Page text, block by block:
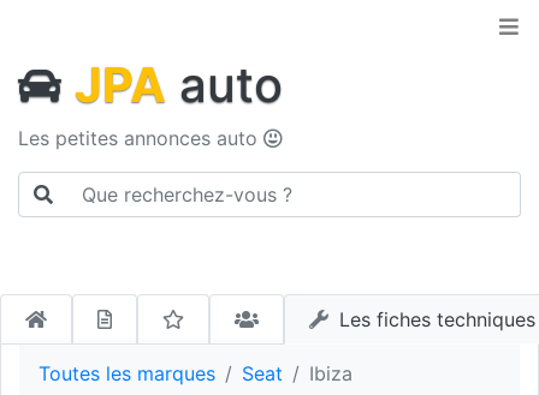
JPA auto
Les petites annonces auto
Les fiches techniques
Toutes les marques Seat Ibiza